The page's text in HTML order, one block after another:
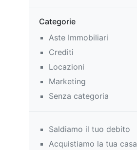
Categorie
Aste Immobiliari
Crediti
Locazioni
Marketing
Senza categoria
Saldiamo il tuo debito
Acquistiamo la tua casa